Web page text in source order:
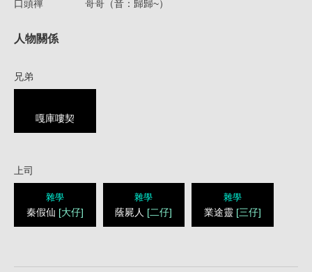
口頭禪 哥哥（音：歸歸~）
人物關係
兄弟
嘎庫嘍契
上司
雜學
秦假仙 [大仔]
雜學
蔭屍人 [二仔]
雜學
業途靈 [三仔]